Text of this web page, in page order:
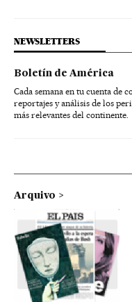
NEWSLETTERS
Boletín de América
Cada semana en tu cuenta de
reportajes y análisis de los
más relevantes del continente.
Arquivo